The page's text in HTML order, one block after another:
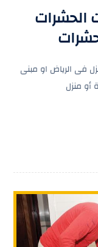
فى الرياض او مبنى
منزل